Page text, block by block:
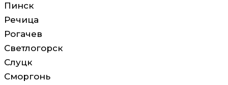
Пинск
Речица
Рогачев
Светлогорск
Слуцк
Сморгонь